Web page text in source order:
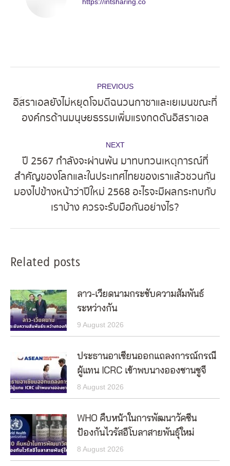
navigation
PREVIOUS
Previous
post:
อิสราเอลยังไม่หยุดโจมตีฉนวนกาซาและเยเมนขณะที่
องค์กรด้านมนุษยธรรมเพิ่มแรงกดดันอิสราเอล
NEXT
post:
ปี 2567 กำลังจะผ่านพ้น มาทบทวนเหตุการณ์ที่
สำคัญของโลกและในประเทศไทยของเราแล้วชวนกัน
มองไปข้างหน้าว่าปีใหม่ 2568 อะไรจะมีผลกระทบกับ
เราบ้าง ควรจะรับมือกันอย่างไร?
Related posts
ลาว-เวียดนามกระชับความสัมพันธ์
ระหว่างกัน
9 August 2026
ประธานอาเซียนออกแถลงการณ์กรณี
ผู้แทน ICRC เข้าพบนางอองซานซูจี
8 August 2026
WHO คืบหน้าในการพัฒนาวัคซีน
ป้องกันไวรัสอีโบลาสายพันธุ์ใหม่
8 August 2026